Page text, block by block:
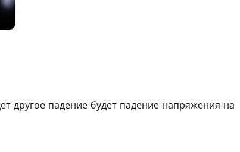
другое падение будет падение напряжения на